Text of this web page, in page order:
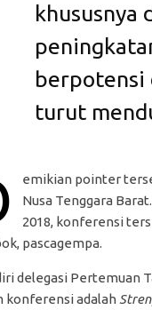
khususnya
berpotensi
turut
emikian pointer
Nusa Tenggara
2018, konferensi
pascagempa.
delegasi Pertemuan
konferensi adalah